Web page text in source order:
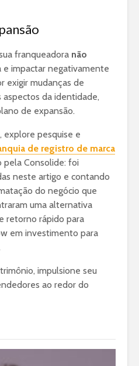
franqueadora não
e impactar negativamente
exigir mudanças de
da identidade,
de expansão.
explore pesquise e
de registro de marca
pela Consolide: foi
neste artigo e contando
do negócio que
uma alternativa
retorno rápido para
em investimento para
impulsione seu
ao redor do